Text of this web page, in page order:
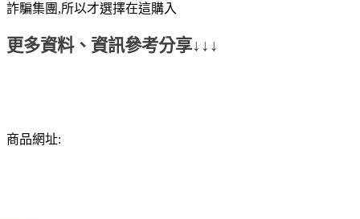
詐騙集團,所以才選擇在這購入
更多資料、資訊參考分享↓↓↓
商品網址: